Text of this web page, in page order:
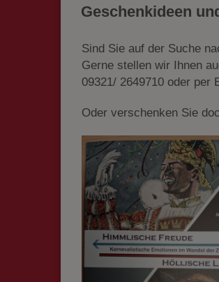
Geschenkideen
Sind Sie auf der Suche
Gerne stellen wir Ihnen
09321/ 2649710 oder per
Oder verschenken Sie